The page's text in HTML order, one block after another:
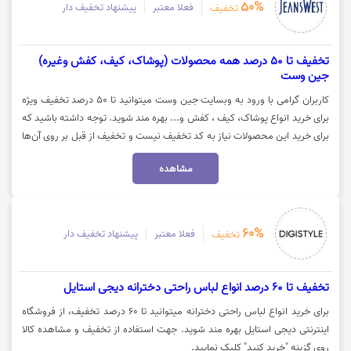
50% تخفیف فعلا معتبر پیشنهاد تخفیف دار
تخفیف تا 50 درصد همه محصولات (پوشاک، کیف، کفش وغیره)
جین وست
کاربران گرامی با ورود به وبسایت جین وست میتوانید تا 50 درصد تخفیف ویژه
برای خرید انواع پوشاک، کیف ، کفش و... بهره مند شوید. توجه داشته باشید که
برای خرید این محصولات نیاز به کد تخفیف نیست و تخفیف از قبل بر روی آن‌ها
اعمال شده است. جهت مشاهده این محصولات بر روی گزینه "خرید کنید" کلیک
مشاهده
60% تخفیف فعلا معتبر پیشنهاد تخفیف دار
تخفیف تا 60 درصد انواع لباس راحتی دخترانه دیجی استایل
برای خرید انواع لباس راحتی دخترانه میتوانید تا 60 درصد تخفیف، از فروشگاه
اینترنتی دیجی استایل بهره مند شوید. جهت استفاده از تخفیف و مشاهده کالا
روی گزینه "خرید کنید" کلیک نمایید.